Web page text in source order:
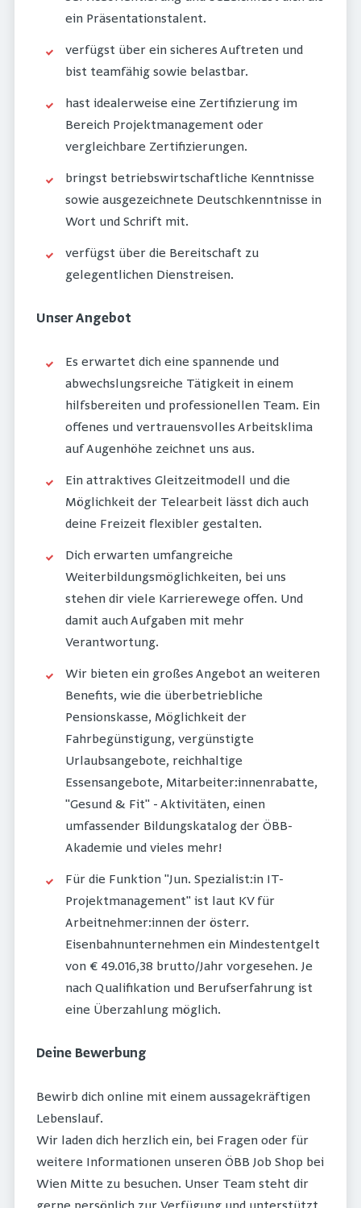
ein Präsentationstalent.
verfügst über ein sicheres Auftreten und
bist teamfähig sowie belastbar.
hast idealerweise eine Zertifizierung im
Bereich Projektmanagement oder
vergleichbare Zertifizierungen.
bringst betriebswirtschaftliche Kenntnisse
sowie ausgezeichnete Deutschkenntnisse in
Wort und Schrift mit.
verfügst über die Bereitschaft zu
gelegentlichen Dienstreisen.
Unser Angebot
Es erwartet dich eine spannende und
abwechslungsreiche Tätigkeit in einem
hilfsbereiten und professionellen Team. Ein
offenes und vertrauensvolles Arbeitsklima
auf Augenhöhe zeichnet uns aus.
Ein attraktives Gleitzeitmodell und die
Möglichkeit der Telearbeit lässt dich auch
deine Freizeit flexibler gestalten.
Dich erwarten umfangreiche
Weiterbildungsmöglichkeiten, bei uns
stehen dir viele Karrierewege offen. Und
damit auch Aufgaben mit mehr
Verantwortung.
Wir bieten ein großes Angebot an weiteren
Benefits, wie die überbetriebliche
Pensionskasse, Möglichkeit der
Fahrbegünstigung, vergünstigte
Urlaubsangebote, reichhaltige
Essensangebote, Mitarbeiter:innenrabatte,
"Gesund & Fit" - Aktivitäten, einen
umfassender Bildungskatalog der ÖBB-
Akademie und vieles mehr!
Für die Funktion "Jun. Spezialist:in IT-
Projektmanagement" ist laut KV für
Arbeitnehmer:innen der österr.
Eisenbahnunternehmen ein Mindestentgelt
von € 49.016,38 brutto/Jahr vorgesehen. Je
nach Qualifikation und Berufserfahrung ist
eine Überzahlung möglich.
Deine Bewerbung
Bewirb dich online mit einem aussagekräftigen
Lebenslauf.
Wir laden dich herzlich ein, bei Fragen oder für
weitere Informationen unseren ÖBB Job Shop bei
Wien Mitte zu besuchen. Unser Team steht dir